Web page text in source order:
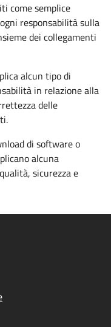
come semplice
responsabilità sulla
dei collegamenti
alcun tipo di
in relazione alla
delle
di software o
alcuna
sicurezza e